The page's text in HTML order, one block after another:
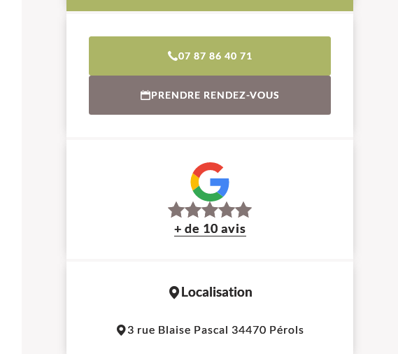
07 87 86 40 71
PRENDRE RENDEZ-VOUS
+ de 10 avis
Localisation
3 rue Blaise Pascal 34470 Pérols